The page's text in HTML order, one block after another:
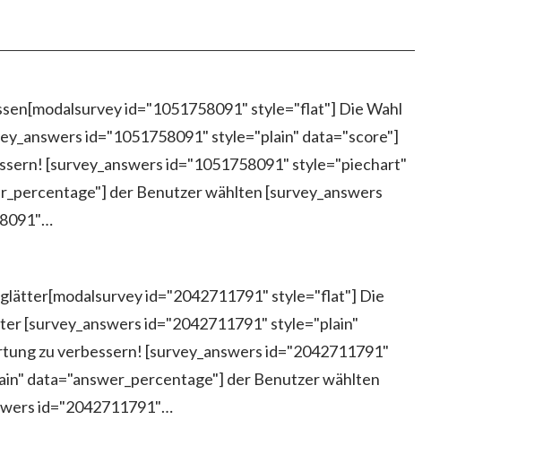
id="1051758091" style="flat"] Die Wahl
id="1051758091" style="plain" data="score"]
[survey_answers id="1051758091" style="piechart"
der Benutzer wählten [survey_answers
id="2042711791" style="flat"] Die
[survey_answers id="2042711791" style="plain"
zu verbessern! [survey_answers id="2042711791"
data="answer_percentage"] der Benutzer wählten
id="2042711791"…